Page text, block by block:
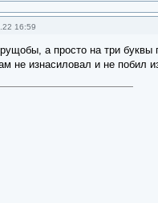
16:59
а просто на три буквы
не изнасиловал и не побил